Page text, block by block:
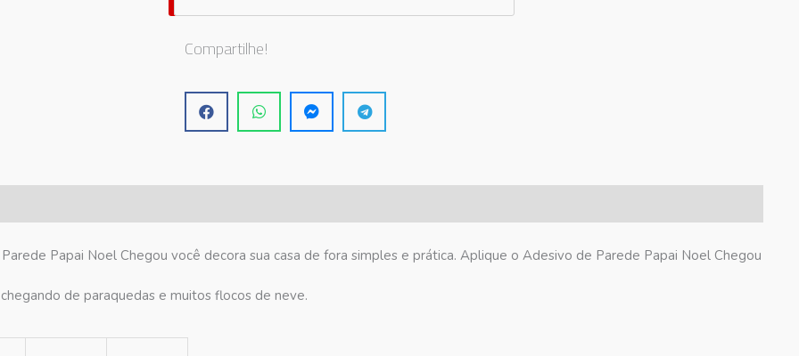
Papai
Noel
quantidade
Compartilhe!
Papai Noel Chegou você decora sua casa de fora simples e prática. Aplique o Adesivo de Parede Papai Noel Chegou
de paraquedas e muitos flocos de neve.